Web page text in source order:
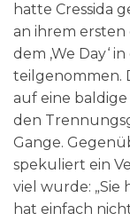
hatte Cressida
an ihrem ersten
dem ‚We Day‘
teilgenommen.
auf eine
den
Gange.
spekuliert ein
viel wurde: „Sie
hat einfach